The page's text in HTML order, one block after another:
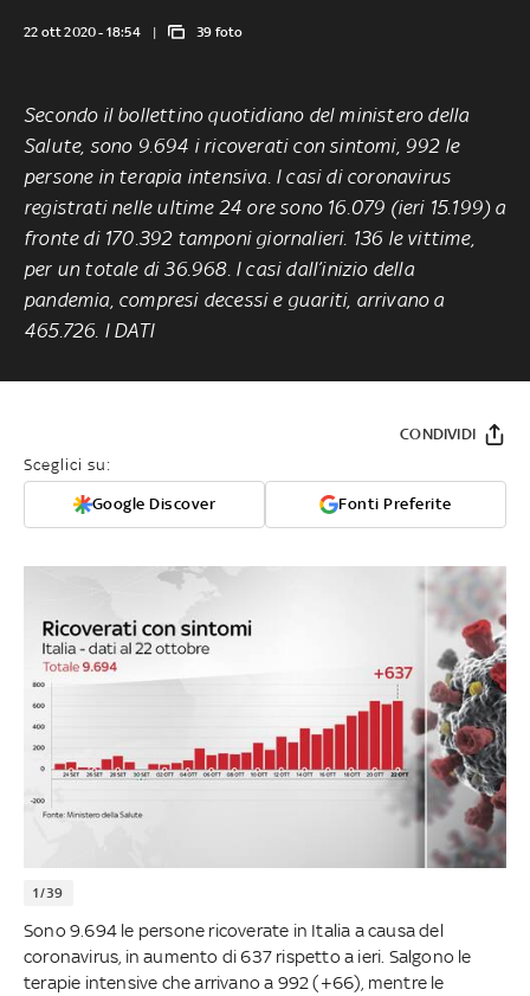
22 ott 2020 - 18:54 39 foto
Secondo il bollettino quotidiano del ministero della
Salute, sono 9.694 i ricoverati con sintomi, 992 le
persone in terapia intensiva. I casi di coronavirus
registrati nelle ultime 24 ore sono 16.079 (ieri 15.199) a
fronte di 170.392 tamponi giornalieri. 136 le vittime,
per un totale di 36.968. I casi dall’inizio della
pandemia, compresi decessi e guariti, arrivano a
465.726. I DATI
Sceglici su:
Google Discover Fonti Preferite
CONDIVIDI
1/39
Sono 9.694 le persone ricoverate in Italia a causa del
coronavirus, in aumento di 637 rispetto a ieri. Salgono le
terapie intensive che arrivano a 992 (+66), mentre le